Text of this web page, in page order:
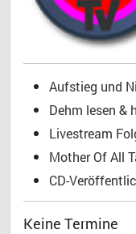
Aufstieg und
Dehm lesen &
Livestream
Mother Of All
CD-
Keine Termine